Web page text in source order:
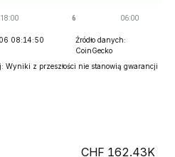
08:14:50
Źródło danych:
CoinGecko
Wyniki z przeszłości nie stanowią gwarancji
162.43K